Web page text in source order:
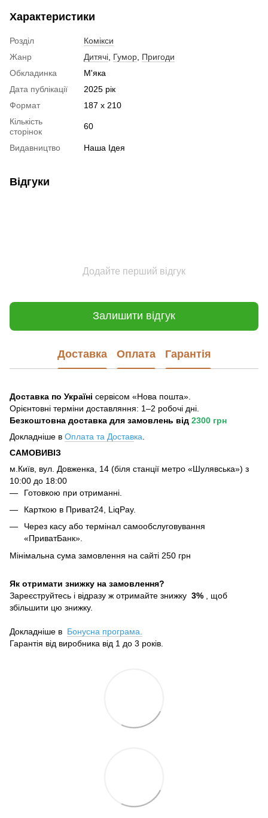
Характеристики
Розділ
Комікси
Жанр
Дитячі Гумор Пригоди
Обкладинка
М'яка
Дата публікації
2025 рік
Формат
187 х 210
Кількість
сторінок
60
Видавництво Наша Ідея
Відгуки
Додайте перший відгук
Залишити відгук
Доставка Оплата Гарантія
Доставка по Україні сервісом «Нова пошта».
Орієнтовні терміни доставляння: 1–2 робочі дні.
Безкоштовна доставка для замовлень від 2300 грн
Докладніше в Оплата та Доставка
САМОВИВІЗ
м.Київ, вул. Довженка, 14 (біля станції метро «Шулявська») з
10:00 до 18:00
Готовкою при отриманні.
Карткою в Приват24, LiqPay.
Через касу або термінал самообслуговування
«ПриватБанк».
Мінімальна сума замовлення на сайті 250 грн
Як отримати знижку на замовлення?
Зареєструйтесь і відразу ж отримайте знижку 3% , щоб
збільшити цю знижку.
Докладніше в Бонусна програма.
Гарантія від виробника від 1 до 3 років.